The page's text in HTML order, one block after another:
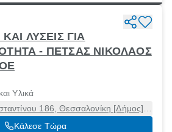
ΛΥΣΕΙΣ ΓΙΑ
- ΠΕΤΣΑΣ ΝΙΚΟΛΑΟΣ
Υλικά
186, Θεσσαλονίκη [Δήμος],
Θεσσαλονίκη, 54248
Κάλεσε Τώρα